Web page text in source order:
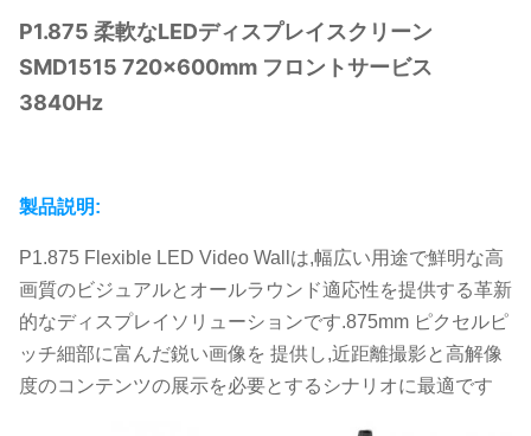
P1.875 柔軟なLEDディスプレイスクリーン
SMD1515 720x600mm フロントサービス
3840Hz
製品説明:
P1.875 Flexible LED Video Wallは,幅広い用途で鮮明な高
画質のビジュアルとオールラウンド適応性を提供する革新
的なディスプレイソリューションです.875mm ピクセルピ
ッチ細部に富んだ鋭い画像を 提供し,近距離撮影と高解像
度のコンテンツの展示を必要とするシナリオに最適です